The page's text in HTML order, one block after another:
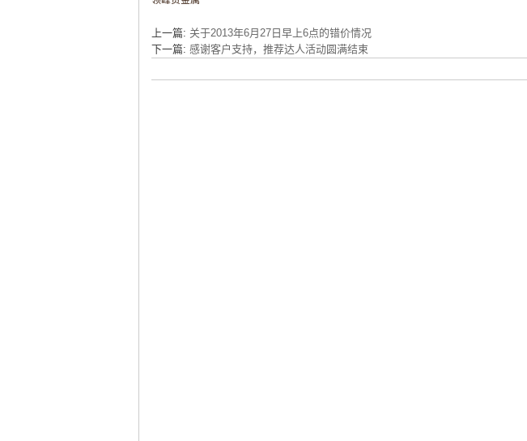
上一篇: 关于2013年6月27日早上6点的错价情况
下一篇: 感谢客户支持，推荐达人活动圆满结束